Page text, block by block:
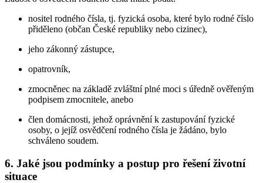
nositel rodného čísla, tj. fyzická osoba, které bylo rodné číslo
přiděleno (občan České republiky nebo cizinec),
jeho zákonný zástupce,
opatrovník,
zmocněnec na základě zvláštní plné moci s úředně ověřeným
podpisem zmocnitele, anebo
člen domácnosti, jehož oprávnění k zastupování fyzické
osoby, o jejíž osvědčení rodného čísla je žádáno, bylo
schváleno soudem.
6. Jaké jsou podmínky a postup pro řešení životní
situace